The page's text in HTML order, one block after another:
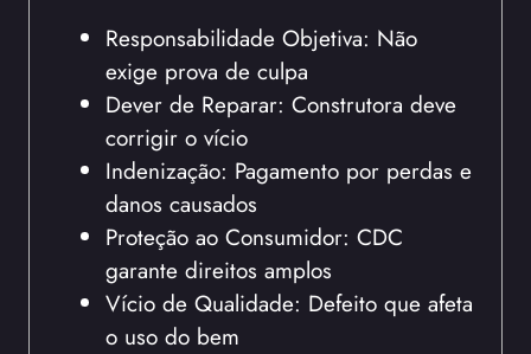
Responsabilidade Objetiva: Não
exige prova de culpa
Dever de Reparar: Construtora deve
corrigir o vício
Indenização: Pagamento por perdas e
danos causados
Proteção ao Consumidor: CDC
garante direitos amplos
Vício de Qualidade: Defeito que afeta
o uso do bem